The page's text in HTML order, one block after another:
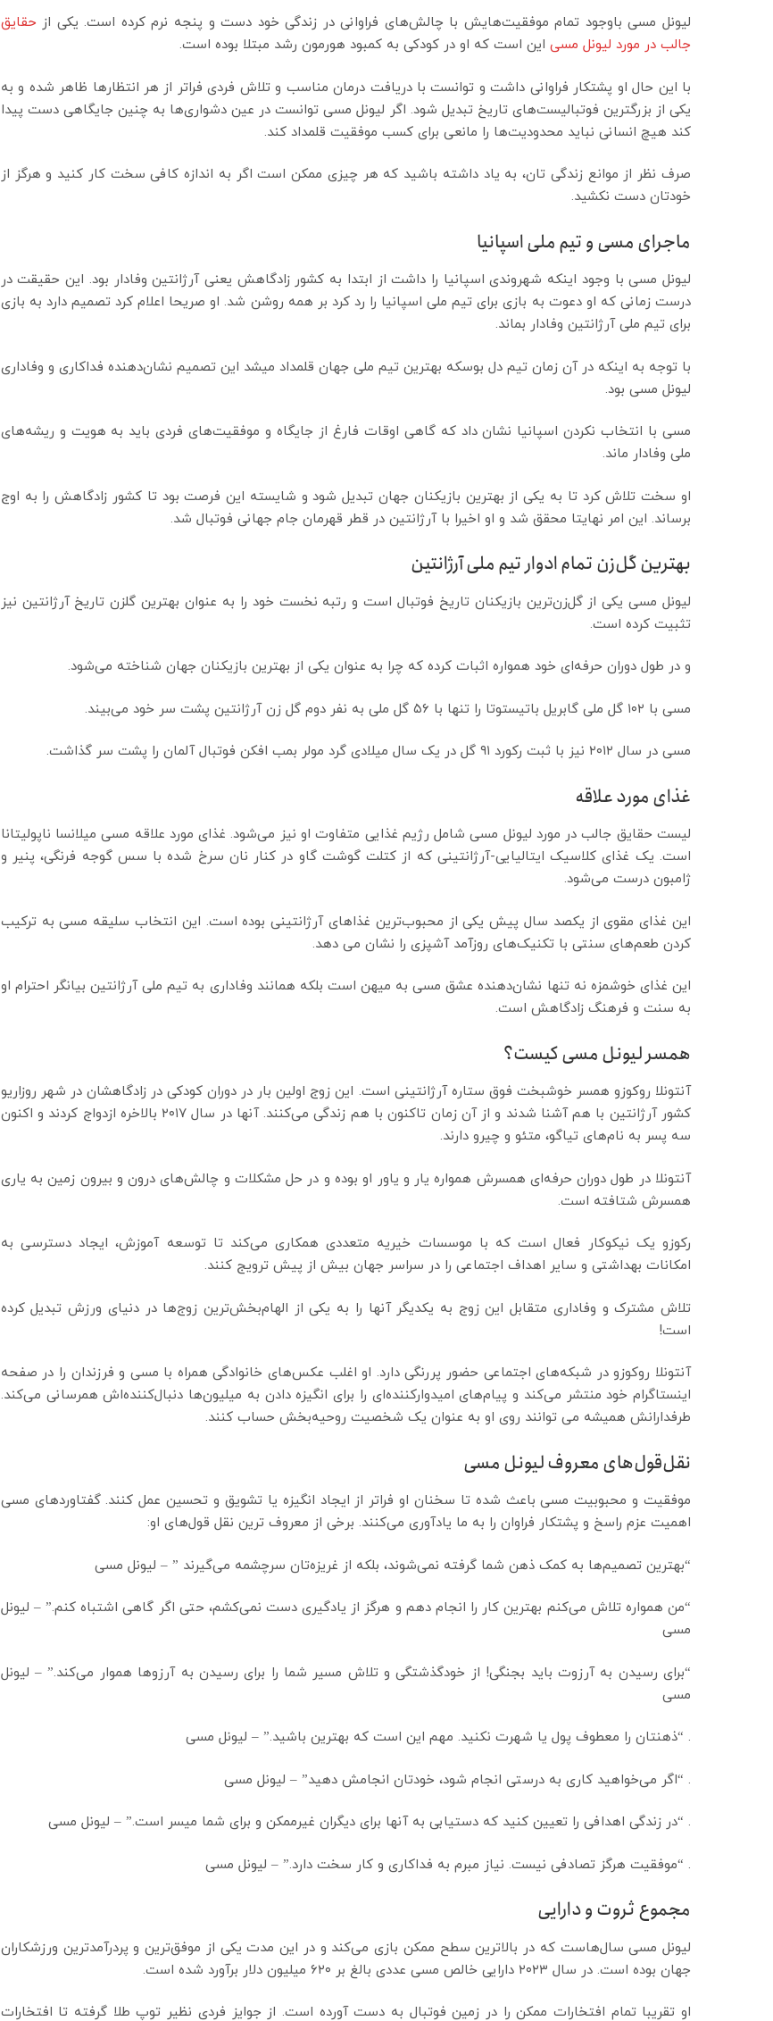
لیونل مسی باوجود تمام موفقیت‌هایش با چالش‌های فراوانی در زندگی خود دست و پنجه نرم کرده است. یکی از حقایق
جالب در مورد لیونل مسی این است که او در کودکی به کمبود هورمون رشد مبتلا بوده است.
با این حال او پشتکار فراوانی داشت و توانست با دریافت درمان مناسب و تلاش فردی فراتر از هر انتظار‌ها ظاهر شده و به
یکی از بزرگترین فوتبالیست‌های تاریخ تبدیل شود. اگر لیونل مسی توانست در عین دشواری‌ها به چنین جایگاهی دست پیدا
کند هیچ انسانی نباید محدودیت‌ها را مانعی برای کسب موفقیت قلمداد کند.
صرف نظر از موانع زندگی تان، به یاد داشته باشید که هر چیزی ممکن است اگر به اندازه کافی سخت کار کنید و هرگز از
خودتان دست نکشید.
ماجرای مسی و تیم ملی اسپانیا
لیونل مسی با وجود اینکه شهروندی اسپانیا را داشت از ابتدا به کشور زادگاهش یعنی آرژانتین وفادار بود. این حقیقت در
درست زمانی که او دعوت به بازی برای تیم ملی اسپانیا را رد کرد بر همه روشن شد. او صریحا اعلام کرد تصمیم دارد به بازی
برای تیم ملی آرژانتین وفادار بماند.
با توجه به اینکه در آن زمان تیم دل بوسکه بهترین تیم ملی جهان قلمداد میشد این تصمیم نشان‌دهنده فداکاری و وفاداری
لیونل مسی بود.
مسی با انتخاب نکردن اسپانیا نشان داد که گاهی اوقات فارغ از جایگاه و موفقیت‌های فردی باید به هویت و ریشه‌های
ملی وفادار ماند.
او سخت تلاش کرد تا به یکی از بهترین بازیکنان جهان تبدیل شود و شایسته این فرصت بود تا کشور زادگاهش را به اوج
برساند. این امر نهایتا محقق شد و او اخیرا با آرژانتین در قطر قهرمان جام جهانی فوتبال شد.
بهترین گل‌زن تمام ادوار تیم ملی آرژانتین
لیونل مسی یکی از گل‌زن‌ترین بازیکنان تاریخ فوتبال است و رتبه نخست خود را به عنوان بهترین گلزن تاریخ آرژانتین نیز
تثبیت کرده است.
و در طول دوران حرفه‌ای خود همواره اثبات کرده که چرا به عنوان یکی از بهترین بازیکنان جهان شناخته می‌شود.
مسی با ۱۰۲ گل ملی گابریل باتیستوتا را تنها با ۵۶ گل ملی به نفر دوم گل زن آرژانتین پشت سر خود می‌بیند.
مسی در سال ۲۰۱۲ نیز با ثبت رکورد ۹۱ گل در یک سال میلادی گرد مولر بمب افکن فوتبال آلمان را پشت سر گذاشت.
غذای مورد علاقه
لیست حقایق جالب در مورد لیونل مسی شامل رژیم غذایی متفاوت او نیز می‌شود. غذای مورد علاقه مسی میلانسا ناپولیتانا
است. یک غذای کلاسیک ایتالیایی-آرژانتینی که از کتلت گوشت گاو در کنار نان سرخ شده با سس گوجه فرنگی، پنیر و
ژامبون درست می‌شود.
این غذای مقوی از یکصد سال پیش یکی از محبوب‌ترین غذاهای آرژانتینی بوده است. این انتخاب سلیقه مسی به ترکیب
کردن طعم‌های سنتی با تکنیک‌های روزآمد آشپزی را نشان می دهد.
این غذای خوشمزه نه تنها نشان‌دهنده عشق مسی به میهن است بلکه همانند وفاداری به تیم ملی آرژانتین بیانگر احترام او
به سنت و فرهنگ زادگاهش است.
همسر لیونل مسی کیست؟
آنتونلا روکوزو همسر خوشبخت فوق ستاره آرژانتینی است. این زوج اولین بار در دوران کودکی در زادگاهشان در شهر روزاریو
کشور آرژانتین با هم آشنا شدند و از آن زمان تاکنون با هم زندگی می‌کنند. آنها در سال ۲۰۱۷ بالاخره ازدواج کردند و اکنون
سه پسر به نام‌های تیاگو، متئو و چیرو دارند.
آنتونلا در طول دوران حرفه‌ای همسرش همواره یار و یاور او بوده و در حل مشکلات و چالش‌های درون و بیرون زمین به یاری
همسرش شتافته است.
رکوزو یک نیکوکار فعال است که با موسسات خیریه متعددی همکاری می‌کند تا توسعه آموزش، ایجاد دسترسی به
امکانات بهداشتی و سایر اهداف اجتماعی را در سراسر جهان بیش از پیش ترویج کنند.
تلاش مشترک و وفاداری متقابل این زوج به یکدیگر آنها را به یکی از الهام‌بخش‌ترین زوج‌ها در دنیای ورزش تبدیل کرده
است!
آنتونلا روکوزو در شبکه‌های اجتماعی حضور پررنگی دارد. او اغلب عکس‌های خانوادگی همراه با مسی و فرزندان را در صفحه
اینستاگرام خود منتشر می‌کند و پیام‌های امیدوارکننده‌ای را برای انگیزه دادن به میلیون‌ها دنبال‌کننده‌اش همرسانی می‌کند.
طرفدارانش همیشه می توانند روی او به عنوان یک شخصیت روحیه‌بخش حساب کنند.
نقل‌قول‌های معروف لیونل مسی
موفقیت و محبوبیت مسی باعث شده تا سخنان او فراتر از ایجاد انگیزه یا تشویق و تحسین عمل کنند. گفتاوردهای مسی
اهمیت عزم راسخ و پشتکار فراوان را به ما یادآوری می‌کنند. برخی از معروف ترین نقل قول‌های او:
“بهترین تصمیم‌ها به کمک ذهن شما گرفته نمی‌شوند، بلکه از غریزه‌تان سرچشمه می‌گیرند ” – لیونل مسی
“من همواره تلاش می‌کنم بهترین کار را انجام دهم و هرگز از یادگیری دست نمی‌کشم، حتی اگر گاهی اشتباه کنم.” – لیونل
مسی
“برای رسیدن به آرزوت باید بجنگی! از خودگذشتگی و تلاش مسیر شما را برای رسیدن به آرزوها هموار می‌کند.” – لیونل
مسی
. “ذهنتان را معطوف پول یا شهرت نکنید. مهم این است که بهترین باشید.” – لیونل مسی
. “اگر می‌خواهید کاری به درستی انجام شود، خودتان انجامش دهید” – لیونل مسی
. “در زندگی اهدافی را تعیین کنید که دستیابی به آنها برای دیگران غیرممکن و برای شما میسر است.” – لیونل مسی
. “موفقیت هرگز تصادفی نیست. نیاز مبرم به فداکاری و کار سخت دارد.” – لیونل مسی
مجموع ثروت و دارایی
لیونل مسی سال‌هاست که در بالاترین سطح ممکن بازی می‌کند و در این مدت یکی از موفق‌ترین و پردرآمدترین ورزشکاران
جهان بوده است. در سال ۲۰۲۳ دارایی خالص مسی عددی بالغ بر ۶۲۰ میلیون دلار برآورد شده است.
او تقریبا تمام افتخارات ممکن را در زمین فوتبال به دست آورده است. از جوایز فردی نظیر توپ طلا گرفته تا افتخارات